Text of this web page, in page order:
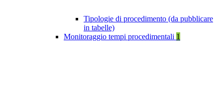
Tipologie di procedimento (da pubblicare
in tabelle)
Monitoraggio tempi procedimentali 1